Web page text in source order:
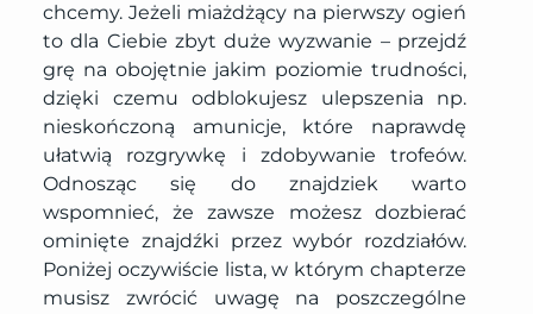
chcemy. Jeżeli miażdżący na pierwszy ogień
to dla Ciebie zbyt duże wyzwanie – przejdź
grę na obojętnie jakim poziomie trudności,
dzięki czemu odblokujesz ulepszenia np.
nieskończoną amunicje, które naprawdę
ułatwią rozgrywkę i zdobywanie trofeów.
Odnosząc się do znajdziek warto
wspomnieć, że zawsze możesz dozbierać
ominięte znajdźki przez wybór rozdziałów.
Poniżej oczywiście lista, w którym chapterze
musisz zwrócić uwagę na poszczególne